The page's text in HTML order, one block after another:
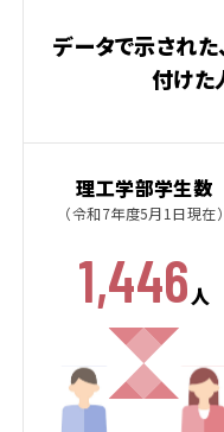
データで示された
付けた
理工学部学生数
（令和7年度5月1日現在）
1,446人